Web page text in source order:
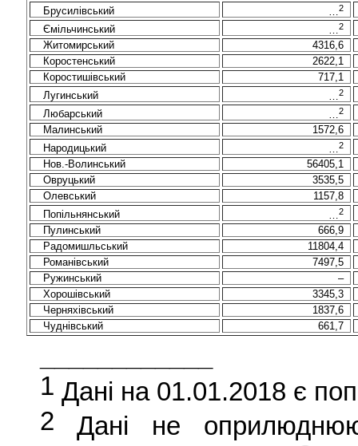
Брусилівський
…2
Ємільчинський …2
Житомирський
4316,6
Коростенський
2622,1
Коростишівський
717,1
Лугинський
…2
Любарський …2
Малинський
1572,6
Народицький
…2
Нов.-Волинський
56405,1
Овруцький
3535,5
Олевський
1157,8
Попільнянський
…2
Пулинський
666,9
Радомишльський
11804,4
Романівський
7497,5
Ружинський
–
Хорошівський
3345,3
Черняхівський
1837,6
Чуднівський
661,7
1 Дані на 01.01.2018 є
2 Дані не